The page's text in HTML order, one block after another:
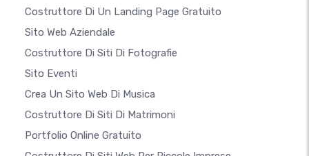
Costruttore Di Un Landing Page Gratuito
Sito Web Aziendale
Costruttore Di Siti Di Fotografie
Sito Eventi
Crea Un Sito Web Di Musica
Costruttore Di Siti Di Matrimoni
Portfolio Online Gratuito